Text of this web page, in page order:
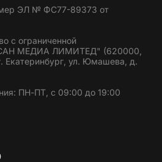
ЭЛ № ФС77-89373 от
с ограниченной
МЕДИА ЛИМИТЕД" (620000,
Екатеринбург, ул. Юмашева, д.
ПН-ПТ, с 09:00 до 19:00